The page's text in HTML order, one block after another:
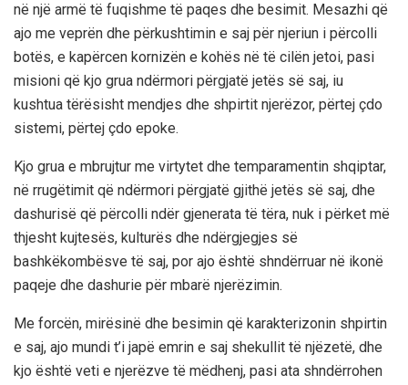
në një armë të fuqishme të paqes dhe besimit. Mesazhi që
ajo me veprën dhe përkushtimin e saj për njeriun i përcolli
botës, e kapërcen kornizën e kohës në të cilën jetoi, pasi
misioni që kjo grua ndërmori përgjatë jetës së saj, iu
kushtua tërësisht mendjes dhe shpirtit njerëzor, përtej çdo
sistemi, përtej çdo epoke.
Kjo grua e mbrujtur me virtytet dhe temparamentin shqiptar,
në rrugëtimit që ndërmori përgjatë gjithë jetës së saj, dhe
dashurisë që përcolli ndër gjenerata të tëra, nuk i përket më
thjesht kujtesës, kulturës dhe ndërgjegjes së
bashkëkombësve të saj, por ajo është shndërruar në ikonë
paqeje dhe dashurie për mbarë njerëzimin.
Me forcën, mirësinë dhe besimin që karakterizonin shpirtin
e saj, ajo mundi t’i japë emrin e saj shekullit të njëzetë, dhe
kjo është veti e njerëzve të mëdhenj, pasi ata shndërrohen